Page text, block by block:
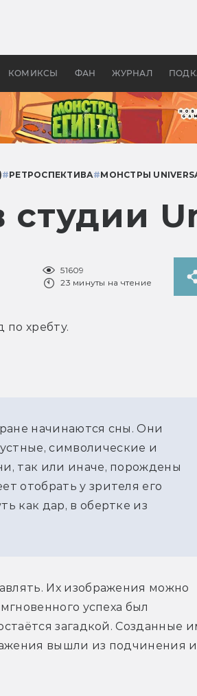
КОМИКСЫ ФАН ЖУРНАЛ
—
бы «Властелина
#РЕТРОСПЕКТИВА#МОНСТРЫ
студии
51609
23 минуты на чтение
хребту.
начинаются сны. Они
символические и
так или иначе, порождены
отобрать у зрителя его
как дар, в обертке из
Их изображения можно
успеха был
загадкой. Созданные
вышли из подчинения и